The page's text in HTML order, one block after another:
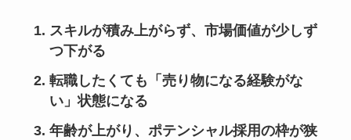
スキルが積み上がらず、市場価値が少しず
つ下がる
転職したくても「売り物になる経験がな
い」状態になる
年齢が上がり、ポテンシャル採用の枠が狭